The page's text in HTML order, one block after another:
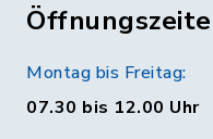
Montag bis Freitag:
07.30 bis 12.00 Uhr